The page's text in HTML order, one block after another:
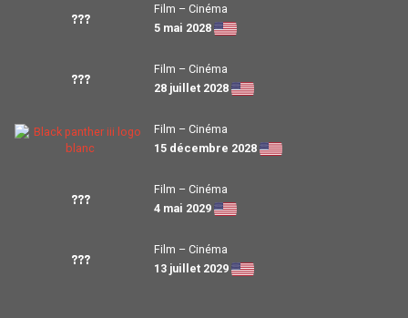
???
Film – Cinéma
5 mai 2028
???
Film – Cinéma
28 juillet 2028
Film – Cinéma
15 décembre 2028
???
Film – Cinéma
4 mai 2029
???
Film – Cinéma
13 juillet 2029